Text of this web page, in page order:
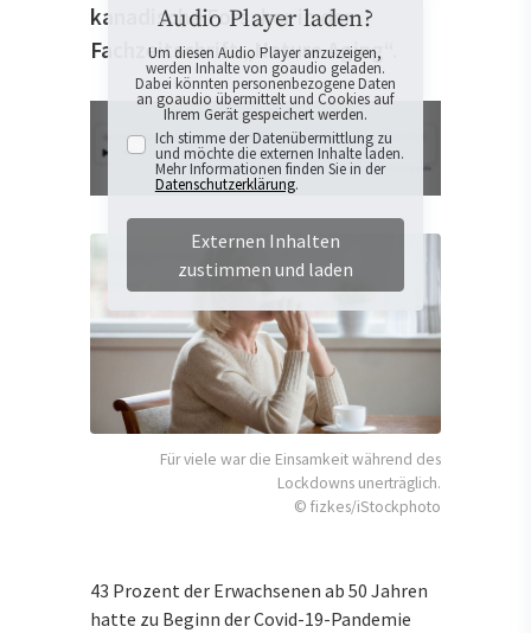
kanadische Forscher in der
Fachzeitschrift „Nature Aging“.
Audio Player laden?
Um diesen Audio Player anzuzeigen,
werden Inhalte von goaudio geladen.
Dabei könnten personenbezogene Daten
an goaudio übermittelt und Cookies auf
Ihrem Gerät gespeichert werden.
Ich stimme der Datenübermittlung zu
und möchte die externen Inhalte laden.
Mehr Informationen finden Sie in der
Datenschutzerklärung.
Externen Inhalten
zustimmen und laden
Für viele war die Einsamkeit während des
Lockdowns unerträglich.
© fizkes/iStockphoto
43 Prozent der Erwachsenen ab 50 Jahren
hatte zu Beginn der Covid-19-Pandemie